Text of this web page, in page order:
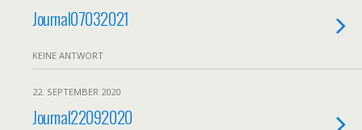
Journal07032021
KEINE ANTWORT
22. SEPTEMBER 2020
Journal22092020